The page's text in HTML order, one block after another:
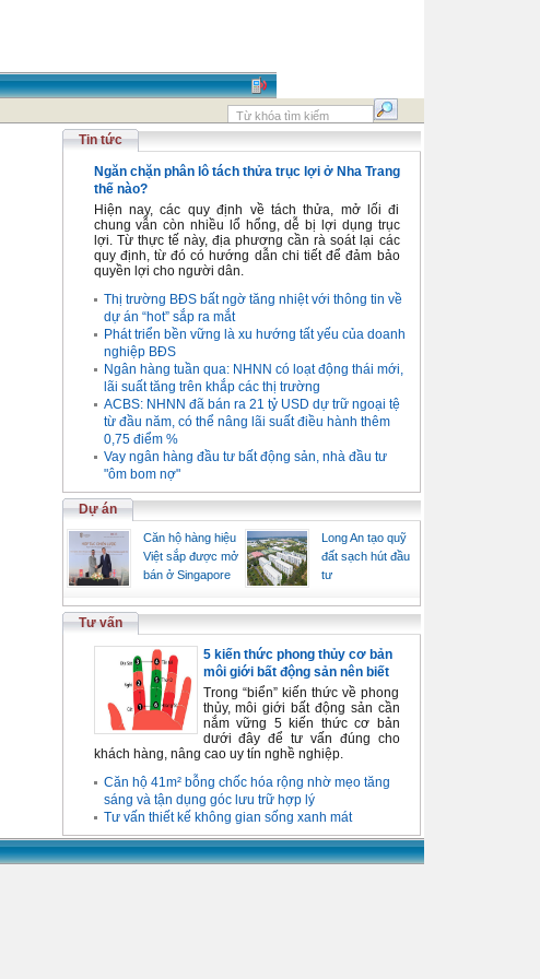
Tin tức
Ngăn chặn phân lô tách thửa trục lợi ở Nha Trang
thế nào?
Hiện nay, các quy định về tách thửa, mở lối đi
chung vẫn còn nhiều lổ hổng, dễ bị lợi dụng trục
lợi. Từ thực tế này, địa phương cần rà soát lại các
quy định, từ đó có hướng dẫn chi tiết để đảm bảo
quyền lợi cho người dân.
Thị trường BĐS bất ngờ tăng nhiệt với thông tin về
dự án “hot” sắp ra mắt
Phát triển bền vững là xu hướng tất yếu của doanh
nghiệp BĐS
Ngân hàng tuần qua: NHNN có loạt động thái mới,
lãi suất tăng trên khắp các thị trường
ACBS: NHNN đã bán ra 21 tỷ USD dự trữ ngoại tệ
từ đầu năm, có thể nâng lãi suất điều hành thêm
0,75 điểm %
Vay ngân hàng đầu tư bất động sản, nhà đầu tư
"ôm bom nợ"
Dự án
Căn hộ hàng hiệu
Việt sắp được mở
bán ở Singapore
Long An tạo quỹ
đất sạch hút đầu
tư
Tư vấn
5 kiến thức phong thủy cơ bản
môi giới bất động sản nên biết
Trong “biển” kiến thức về phong
thủy, môi giới bất động sản cần
nắm vững 5 kiến thức cơ bản
dưới đây để tư vấn đúng cho
khách hàng, nâng cao uy tín nghề nghiệp.
Căn hộ 41m² bỗng chốc hóa rộng nhờ mẹo tăng
sáng và tận dụng góc lưu trữ hợp lý
Tư vấn thiết kế không gian sống xanh mát